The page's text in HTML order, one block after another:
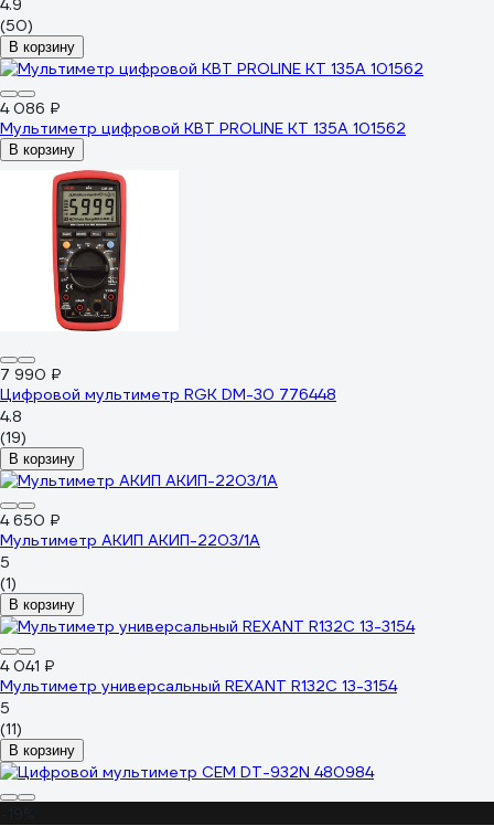
4.9
(50)
В корзину
4 086 ₽
Мультиметр цифровой КВТ PROLINE KT 135А 101562
В корзину
7 990 ₽
Цифровой мультиметр RGK DM-30 776448
4.8
(19)
В корзину
4 650 ₽
Мультиметр АКИП АКИП-2203/1А
5
(1)
В корзину
4 041 ₽
Мультиметр универсальный REXANT R132С 13-3154
5
(11)
В корзину